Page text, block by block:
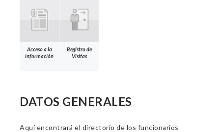
Acceso a la
información
Registro de
Visitas
DATOS GENERALES
Aquí encontrará el directorio de los funcionarios